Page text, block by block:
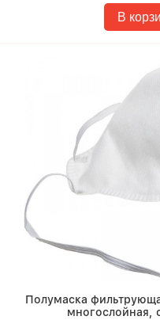
В
Полумаска
многослойная,